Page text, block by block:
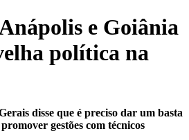
e Goiânia
política na
disse que é preciso dar um basta
gestões com técnicos